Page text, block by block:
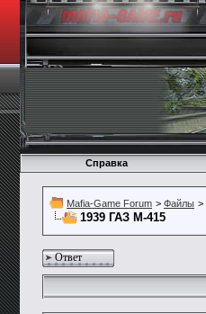
Справка
Mafia-Game Forum > Файлы >
1939 ГАЗ М-415
Ответ